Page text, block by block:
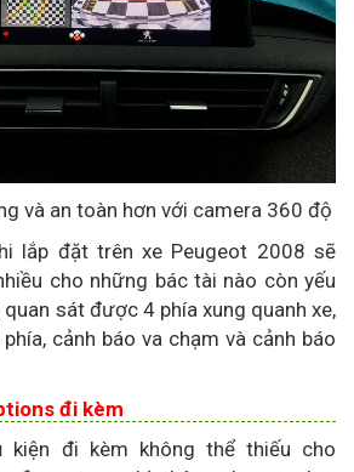
và an toàn hơn với camera 360 độ
lắp đặt trên xe Peugeot 2008 sẽ
cho những bác tài nào còn yếu
sát được 4 phía xung quanh xe,
cảnh báo va chạm và cảnh báo
đi kèm
kiện đi kèm không thể thiếu cho